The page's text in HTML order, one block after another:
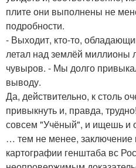
плите они выполнены не
подробности.
- Выходит, кто-то,
летал над землёй миллионы
чувыров. - Мы долго
выводу.
Да, действительно, к столь
привыкнуть и, правда,
совсем "Учёный", и ищешь и
… тем не менее, заключение
картографии генштаба вс